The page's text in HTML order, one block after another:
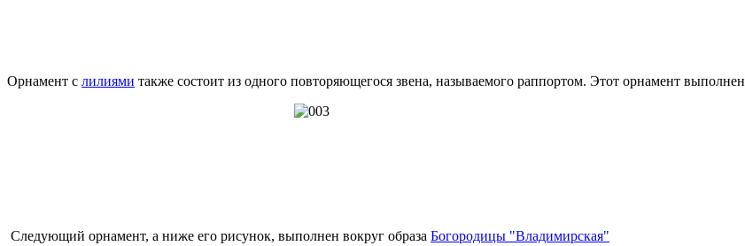
Орнамент с лилиями также состоит из одного повторяющегося звена, называемого раппортом. Этот орнамент выполнен
Следующий орнамент, а ниже его рисунок, выполнен вокруг образа Богородицы "Владимирская"